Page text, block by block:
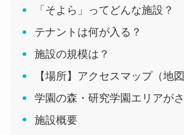
「そよら」ってどんな施設？
テナントは何が入る？
施設の規模は？
【場所】アクセスマップ（地図
学園の森・研究学園エリアが
施設概要